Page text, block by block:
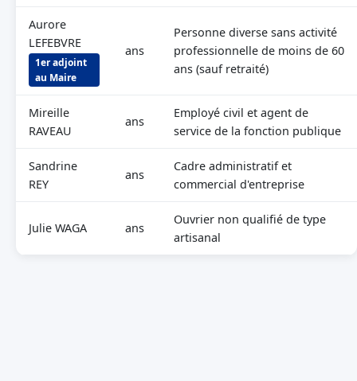
Aurore
LEFEBVRE
1er adjoint
au Maire
ans
Personne diverse sans activité
professionnelle de moins de 60
ans (sauf retraité)
Mireille
RAVEAU
ans
Employé civil et agent de
service de la fonction publique
Sandrine
REY
ans
Cadre administratif et
commercial d'entreprise
Julie WAGA ans
Ouvrier non qualifié de type
artisanal